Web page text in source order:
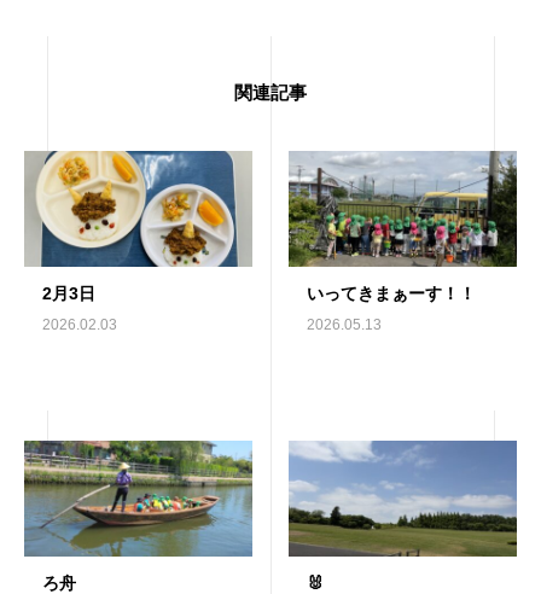
関連記事
2月3日
2026.02.03
いってきまぁーす！！
2026.05.13
ろ舟 🐰